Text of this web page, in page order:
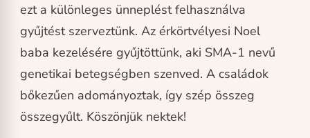
ezt a különleges ünneplést felhasználva
gyűjtést szerveztünk. Az érkörtvélyesi Noel
baba kezelésére gyűjtöttünk, aki SMA-1 nevű
genetikai betegségben szenved. A családok
bőkezűen adományoztak, így szép összeg
összegyűlt. Köszönjük nektek!